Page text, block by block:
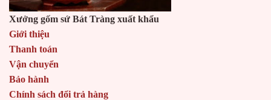
Xưởng gốm sứ Bát Tràng xuất khẩu
Giới thiệu
Thanh toán
Vận chuyển
Bảo hành
Chính sách đổi trả hàng